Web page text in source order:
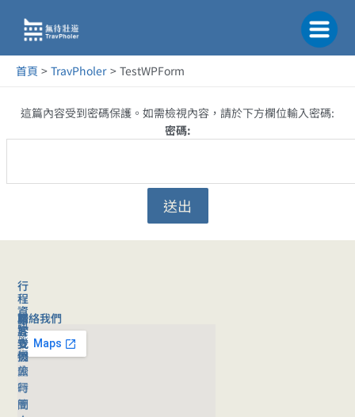
要
首頁 TravPholer TestWPForm
這篇內容受到密碼保護。如需檢視內容，請於下方欄位輸入密碼:
密碼:
聯絡我們
行
程
資
訊
旅
行
團
時
間
旅
客
支
援
旅
行
團
關
於
我
們
公
司
簡